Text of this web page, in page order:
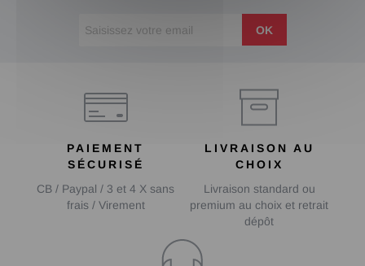
OK
PAIEMENT
SÉCURISÉ
CB / Paypal / 3 et 4 X sans
frais / Virement
LIVRAISON AU
CHOIX
Livraison standard ou
premium au choix et retrait
dépôt